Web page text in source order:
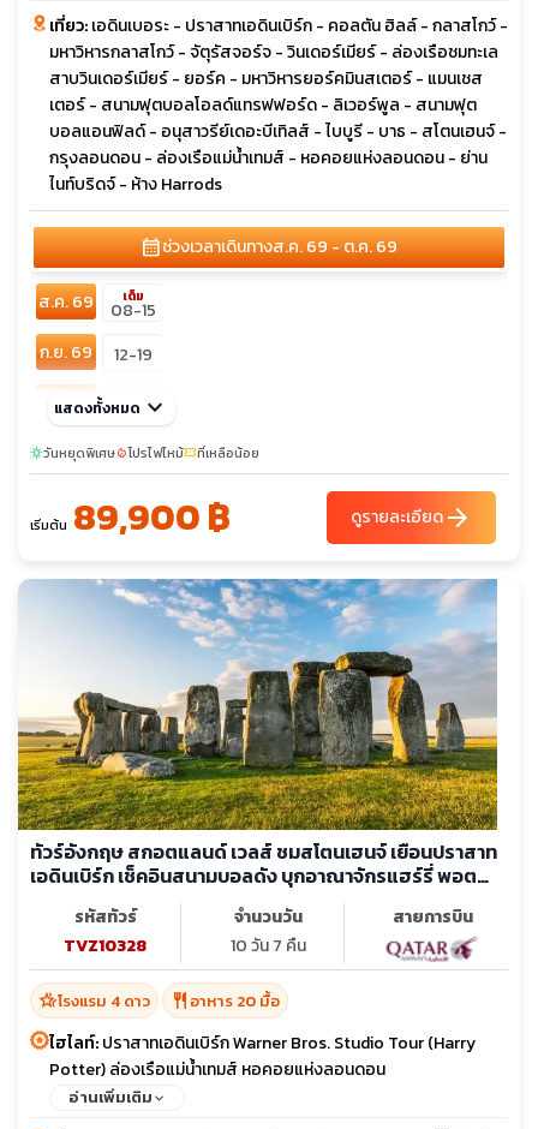
เที่ยว:เอดินเบอระ - ปราสาทเอดินเบิร์ก - คอลตัน ฮิลล์ - กลาสโกว์ -
มหาวิหารกลาสโกว์ - จัตุรัสจอร์จ - วินเดอร์เมียร์ - ล่องเรือชมทะเล
สาบวินเดอร์เมียร์ - ยอร์ค - มหาวิหารยอร์คมินสเตอร์ - แมนเชส
เตอร์ - สนามฟุตบอลโอลด์แทรฟฟอร์ด - ลิเวอร์พูล - สนามฟุต
บอลแอนฟิลด์ - อนุสาวรีย์เดอะบีเทิลส์ - ไบบูรี - บาธ - สโตนเฮนจ์ -
กรุงลอนดอน - ล่องเรือแม่น้ำเทมส์ - หอคอยแห่งลอนดอน - ย่าน
ไนท์บริดจ์ - ห้าง Harrods
calendar_monthช่วงเวลาเดินทางส.ค. 69 - ต.ค. 69
ส.ค. 69 เต็ม
08-15
ก.ย. 69
12-19
ต.ค. 69
12-19
แสดงทั้งหมด keyboard_arrow_down
sunnyวันหยุดพิเศษlocal_fire_departmentโปรไฟไหม้confirmation_numberที่เหลือน้อย
เริ่มต้น 89,900 ฿ ดูรายละเอียดarrow_forward
ทัวร์อังกฤษ สกอตแลนด์ เวลส์ ชมสโตนเฮนจ์ เยือนปราสาท
เอดินเบิร์ก เช็คอินสนามบอลดัง บุกอาณาจักรแฮร์รี่ พอต
รหัสทัวร์
TVZ10328
จำนวนวัน
10 วัน 7 คืน
สายการบิน
hotel_classโรงแรม 4 ดาว restaurant อาหาร 20 มื้อ
ไฮไลท์:ปราสาทเอดินเบิร์ก Warner Bros. Studio Tour (Harry
Potter) ล่องเรือแม่น้ำเทมส์ หอคอยแห่งลอนดอน
อ่านเพิ่มเติม